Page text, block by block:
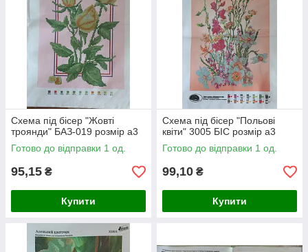
Схема під бісер "Жовті
троянди" БАЗ-019 розмір а3
Готово до відправки 1 од.
95,15 ₴
Купити
Схема під бісер "Польові
квіти" 3005 БІС розмір а3
Готово до відправки 1 од.
99,10 ₴
Купити